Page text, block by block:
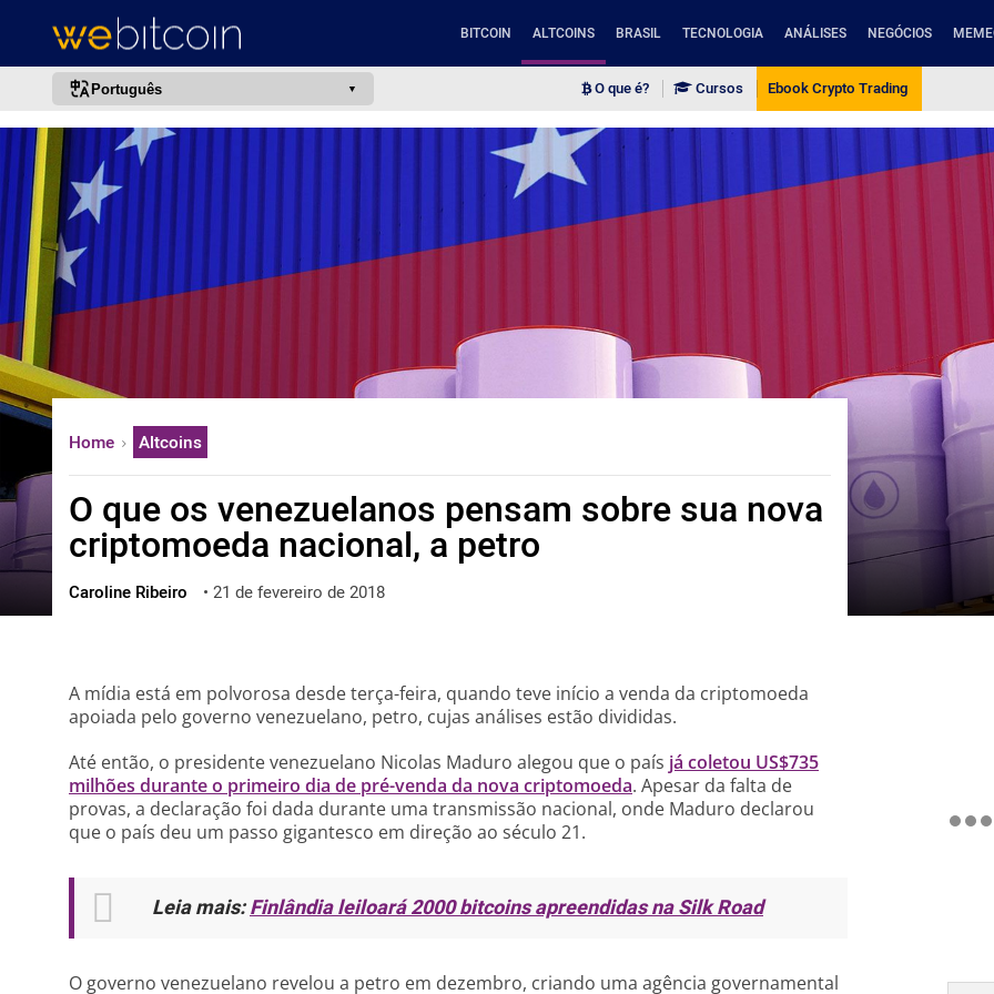
BITCOIN ALTCOINS BRASIL TECNOLOGIA ANÁLISES NEGÓCIOS
Português
português (BR)
english
español
deutsch
한국어
العربية
ไทย
ქართული
O que é? Cursos Ebook Crypto Trading
Home Altcoins
O que os venezuelanos pensam sobre sua nova
criptomoeda nacional, a petro
Caroline Ribeiro • 21 de fevereiro de 2018
A mídia está em polvorosa desde terça-feira, quando teve início a venda da criptomoeda
apoiada pelo governo venezuelano, petro, cujas análises estão divididas.
Até então, o presidente venezuelano Nicolas Maduro alegou que o país já coletou US$735
milhões durante o primeiro dia de pré-venda da nova criptomoeda. Apesar da falta de
provas, a declaração foi dada durante uma transmissão nacional, onde Maduro declarou
que o país deu um passo gigantesco em direção ao século 21.
Leia mais:Finlândia leiloará 2000 bitcoins apreendidas na Silk Road
O governo venezuelano revelou a petro em dezembro, criando uma agência governamental